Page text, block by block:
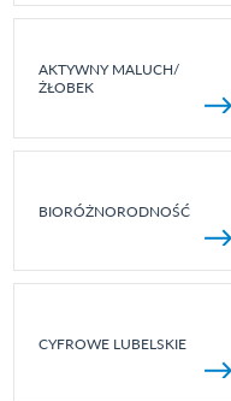
AKTYWNY MALUCH/
ŻŁOBEK
BIORÓŻNORODNOŚĆ
CYFROWE LUBELSKIE